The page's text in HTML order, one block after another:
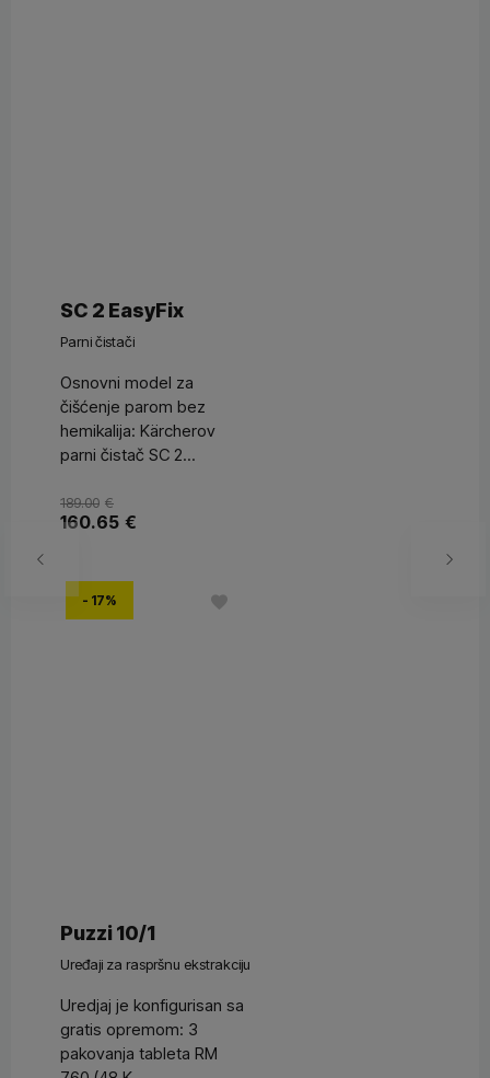
SC 2 EasyFix
Parni čistači
Osnovni model za
čišćenje parom bez
hemikalija: Kärcherov
parni čistač SC 2...
€
189.00
€
160.65
- 17%
Puzzi 10/1
Uređaji za raspršnu ekstrakciju
Uredjaj je konfigurisan sa
gratis opremom: 3
pakovanja tableta RM